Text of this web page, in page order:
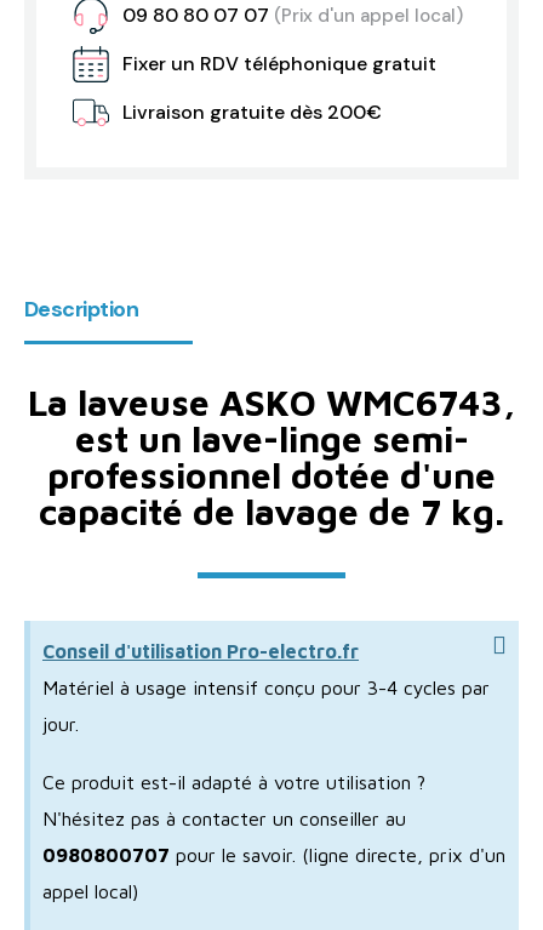
09 80 80 07 07 (Prix d'un appel local)
Fixer un RDV téléphonique gratuit
Livraison gratuite dès 200€
Description
La laveuse ASKO WMC6743,
est un lave-linge semi-
professionnel dotée d'une
capacité de lavage de 7 kg.
Conseil d'utilisation Pro-electro.fr
Matériel à usage intensif conçu pour 3-4 cycles par
jour.
Ce produit est-il adapté à votre utilisation ?
N'hésitez pas à contacter un conseiller au
0980800707 pour le savoir. (ligne directe, prix d'un
appel local)